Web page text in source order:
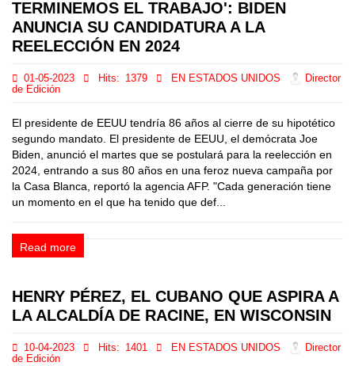
TERMINEMOS EL TRABAJO': BIDEN
ANUNCIA SU CANDIDATURA A LA
REELECCIÓN EN 2024
01-05-2023 Hits: 1379 EN ESTADOS UNIDOS
Director
de Edición
El presidente de EEUU tendría 86 años al cierre de su hipotético
segundo mandato. El presidente de EEUU, el demócrata Joe
Biden, anunció el martes que se postulará para la reelección en
2024, entrando a sus 80 años en una feroz nueva campaña por
la Casa Blanca, reportó la agencia AFP. "Cada generación tiene
un momento en el que ha tenido que def...
Read more
HENRY PÉREZ, EL CUBANO QUE ASPIRA A
LA ALCALDÍA DE RACINE, EN WISCONSIN
10-04-2023 Hits: 1401 EN ESTADOS UNIDOS
Director
de Edición